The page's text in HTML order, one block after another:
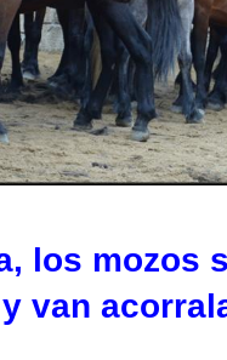
los mozos
van